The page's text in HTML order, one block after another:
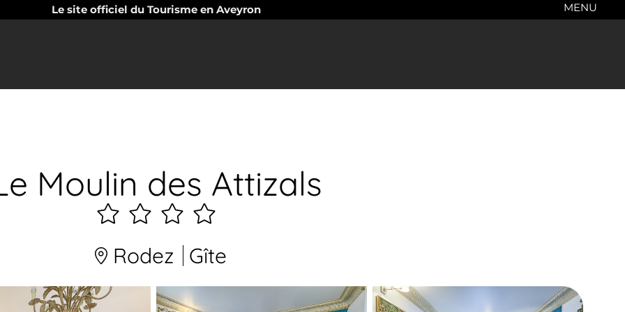
Le site officiel du Tourisme en Aveyron MENU
Moulin des Attizals
4
étoiles
Rodez Gîte